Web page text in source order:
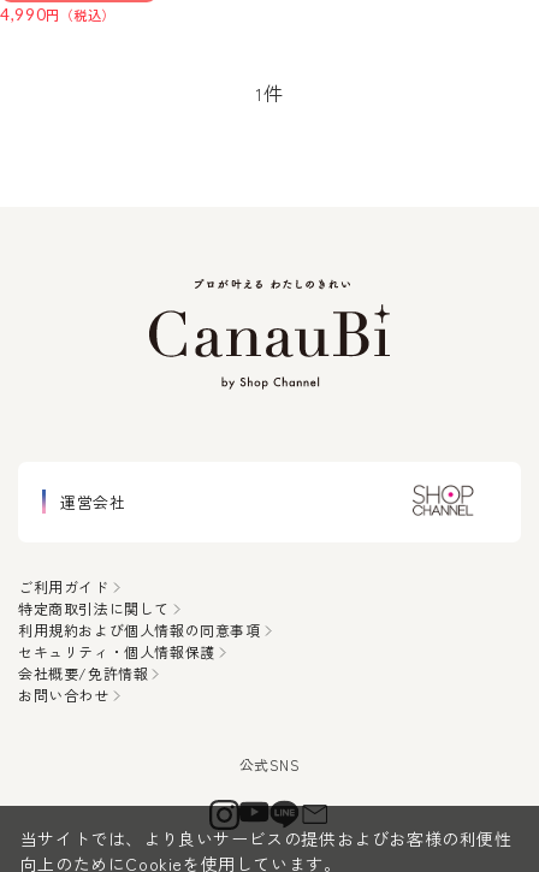
4,990
1件
運営会社
ご利用ガイド
特定商取引法に関して
利用規約および個人情報の同意事項
セキュリティ・個人情報保護
会社概要/免許情報
お問い合わせ
当サイトでは、より良いサービスの提供およびお客様の利便性
向上のためにCookieを使用しています。